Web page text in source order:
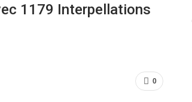
1179 Interpellations
0